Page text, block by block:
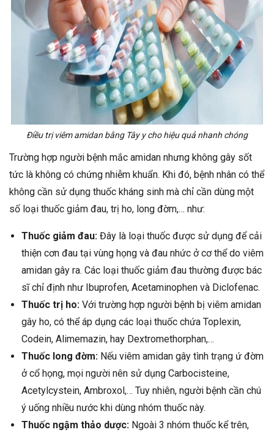
Điều trị viêm amidan bằng Tây y cho hiệu quả nhanh chóng
Trường hợp người bệnh mắc amidan nhưng không gây sốt
tức là không có chứng nhiễm khuẩn. Khi đó, bệnh nhân có thể
không cần sử dụng thuốc kháng sinh mà chỉ cần dùng một
số loại thuốc giảm đau, trị ho, long đờm,… như:
Thuốc giảm đau: Đây là loại thuốc được sử dụng để cải
thiện cơn đau tại vùng họng và đau nhức ở cơ thể do viêm
amidan gây ra. Các loại thuốc giảm đau thường được bác
sĩ chỉ định như Ibuprofen, Acetaminophen và Diclofenac.
Thuốc trị ho: Với trường hợp người bệnh bị viêm amidan
gây ho, có thể áp dụng các loại thuốc chứa Toplexin,
Codein, Alimemazin, hay Dextromethorphan,…
Thuốc long đờm: Nếu viêm amidan gây tình trạng ứ đờm
ở cổ họng, mọi người nên sử dụng Carbocisteine,
Acetylcystein, Ambroxol,… Tuy nhiên, người bệnh cần chú
ý uống nhiều nước khi dùng nhóm thuốc này.
Thuốc ngậm thảo dược: Ngoài 3 nhóm thuốc kể trên,